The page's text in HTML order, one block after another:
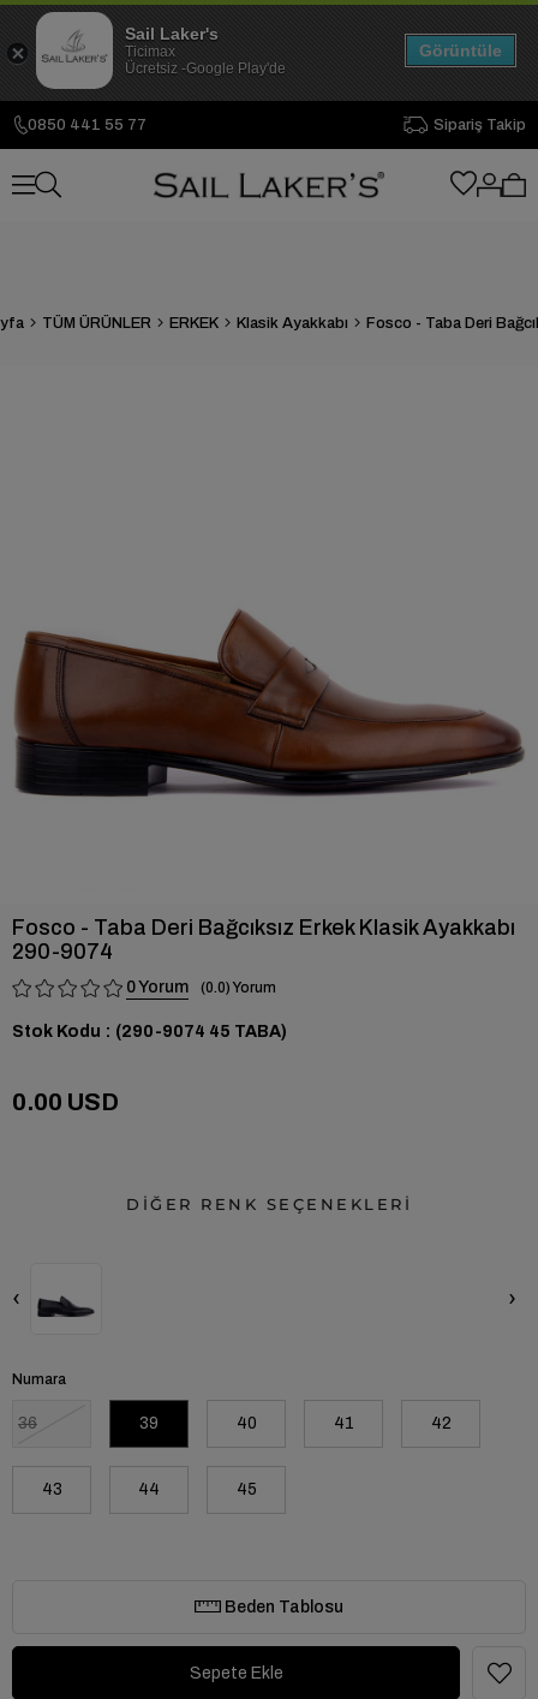
0850 441 55 77 Sipariş Takip
TÜM ÜRÜNLER ERKEK Klasik Ayakkabı
Fosco - Taba Deri Bağcıksız Erkek Klasik Ayakkabı
290-9074
0 0.0
Stok Kodu (290-9074 45 TABA)
0.00 USD
DİĞER RENK SEÇENEKLERİ
‹ ›
Numara
36 39 40 41 42
43 44 45
Beden Tablosu
Sail Laker's
Ticimax
Ücretsiz -Google Play'de
Görüntüle